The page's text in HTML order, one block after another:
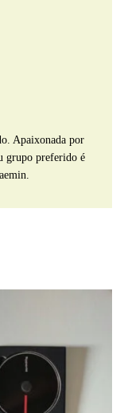
Apaixonada por
grupo preferido é